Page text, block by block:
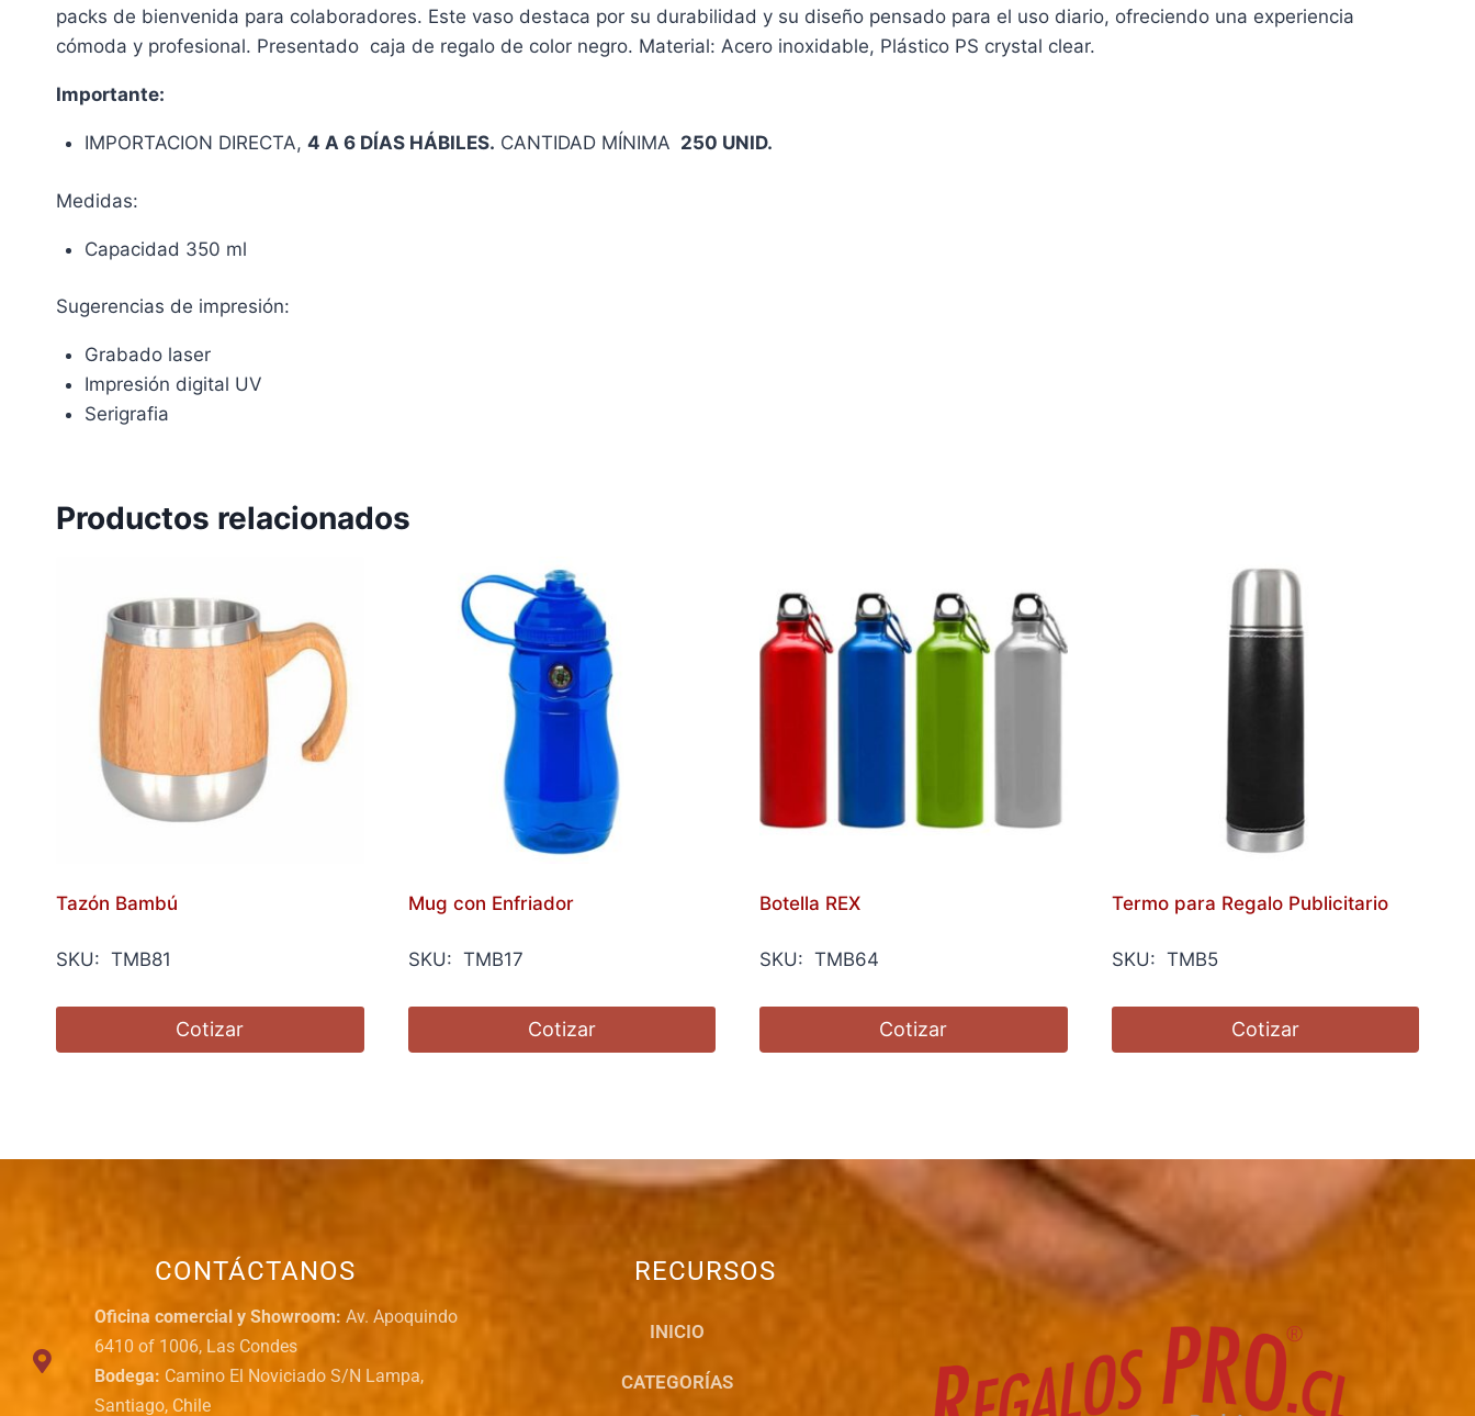
packs de bienvenida para colaboradores. Este vaso destaca por su durabilidad y su diseño pensado para el uso diario, ofreciendo una experiencia
cómoda y profesional. Presentado caja de regalo de color negro. Material: Acero inoxidable, Plástico PS crystal clear.
Importante:
IMPORTACION DIRECTA, 4 A 6 DÍAS HÁBILES. CANTIDAD MÍNIMA 250 UNID.
Medidas:
Capacidad 350 ml
Sugerencias de impresión:
Grabado laser
Impresión digital UV
Serigrafia
Productos relacionados
Tazón Bambú
SKU: TMB81
Cotizar
Mug con Enfriador
SKU: TMB17
Cotizar
Botella REX
SKU: TMB64
Cotizar
Termo para Regalo Publicitario
SKU: TMB5
Cotizar
CONTÁCTANOS
Oficina comercial y Showroom: Av. Apoquindo
6410 of 1006, Las Condes
Bodega: Camino El Noviciado S/N Lampa,
Santiago, Chile
RECURSOS
INICIO
CATEGORÍAS